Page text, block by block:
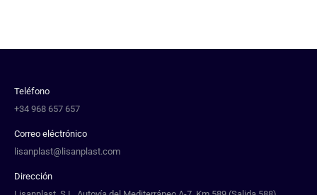
Teléfono
+34 968 657 657
Correo eléctrónico
lisanplast@lisanplast.com
Dirección